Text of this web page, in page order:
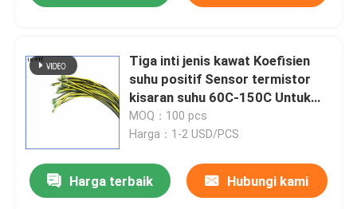
Tiga inti jenis kawat Koefisien
suhu positif Sensor termistor
kisaran suhu 60C-150C Untuk
motor termal
MOQ：100 pcs
Harga：1-2 USD/PCS
Harga terbaik Hubungi kami